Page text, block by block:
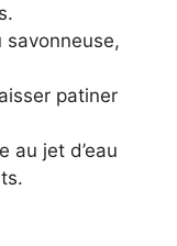
savonneuse,
patiner
au jet d’eau